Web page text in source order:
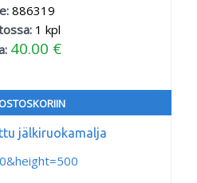
886319
1 kpl
40.00 €
jälkiruokamalja